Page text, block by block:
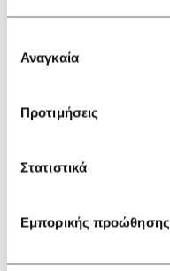
συγκατάθεσης
Αναγκαία
Προτιμήσεις
Στατιστικά
Εμπορικής προώθησης